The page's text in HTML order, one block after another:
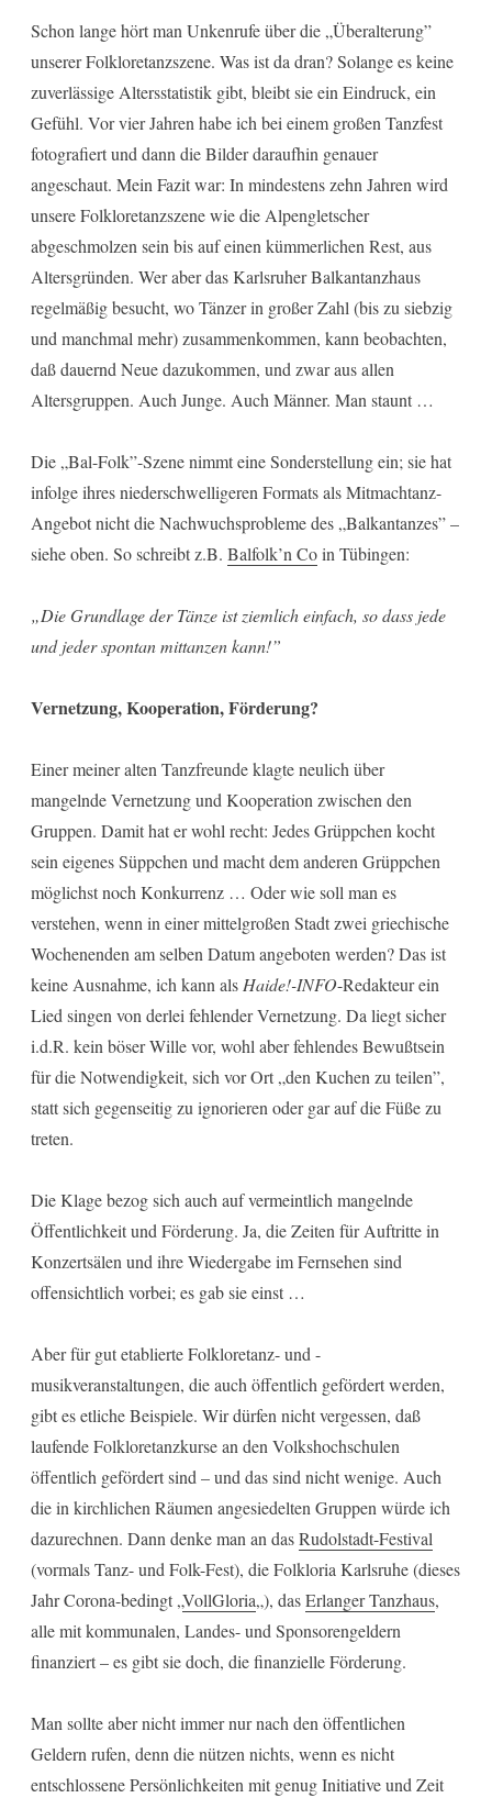
Schon lange hört man Unkenrufe über die „Überalterung”
unserer Folkloretanzszene. Was ist da dran? Solange es keine
zuverlässige Altersstatistik gibt, bleibt sie ein Eindruck, ein
Gefühl. Vor vier Jahren habe ich bei einem großen Tanzfest
fotografiert und dann die Bilder daraufhin genauer
angeschaut. Mein Fazit war: In mindestens zehn Jahren wird
unsere Folkloretanzszene wie die Alpengletscher
abgeschmolzen sein bis auf einen kümmerlichen Rest, aus
Altersgründen. Wer aber das Karlsruher Balkantanzhaus
regelmäßig besucht, wo Tänzer in großer Zahl (bis zu siebzig
und manchmal mehr) zusammenkommen, kann beobachten,
daß dauernd Neue dazukommen, und zwar aus allen
Altersgruppen. Auch Junge. Auch Männer. Man staunt …
Die „Bal-Folk”-Szene nimmt eine Sonderstellung ein; sie hat
infolge ihres niederschwelligeren Formats als Mitmachtanz-
Angebot nicht die Nachwuchsprobleme des „Balkantanzes” –
siehe oben. So schreibt z.B. Balfolk’n Coin Tübingen:
„Die Grundlage der Tänze ist ziemlich einfach, so dass jede
und jeder spontan mittanzen kann!”
Vernetzung, Kooperation, Förderung?
Einer meiner alten Tanzfreunde klagte neulich über
mangelnde Vernetzung und Kooperation zwischen den
Gruppen. Damit hat er wohl recht: Jedes Grüppchen kocht
sein eigenes Süppchen und macht dem anderen Grüppchen
möglichst noch Konkurrenz … Oder wie soll man es
verstehen, wenn in einer mittelgroßen Stadt zwei griechische
Wochenenden am selben Datum angeboten werden? Das ist
keine Ausnahme, ich kann alsHaide!-INFO-Redakteur ein
Lied singen von derlei fehlender Vernetzung. Da liegt sicher
i.d.R. kein böser Wille vor, wohl aber fehlendes Bewußtsein
für die Notwendigkeit, sich vor Ort „den Kuchen zu teilen”,
statt sich gegenseitig zu ignorieren oder gar auf die Füße zu
treten.
Die Klage bezog sich auch auf vermeintlich mangelnde
Öffentlichkeit und Förderung. Ja, die Zeiten für Auftritte in
Konzertsälen und ihre Wiedergabe im Fernsehen sind
offensichtlich vorbei; es gab sie einst …
Aber für gut etablierte Folkloretanz- und -
musikveranstaltungen, die auch öffentlich gefördert werden,
gibt es etliche Beispiele. Wir dürfen nicht vergessen, daß
laufende Folkloretanzkurse an den Volkshochschulen
öffentlich gefördert sind – und das sind nicht wenige. Auch
die in kirchlichen Räumen angesiedelten Gruppen würde ich
dazurechnen. Dann denke man an dasRudolstadt-Festival
(vormals Tanz- und Folk-Fest), die Folkloria Karlsruhe (dieses
Jahr Corona-bedingt „VollGloria„), dasErlanger Tanzhaus,
alle mit kommunalen, Landes- und Sponsorengeldern
finanziert – es gibt sie doch, die finanzielle Förderung.
Man sollte aber nicht immer nur nach den öffentlichen
Geldern rufen, denn die nützen nichts, wenn es nicht
entschlossene Persönlichkeiten mit genug Initiative und Zeit